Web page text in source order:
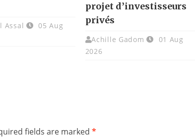
Assal
05 Aug
projet d’investisseurs
privés
Achille Gadom
01 Aug
2026
fields are marked *